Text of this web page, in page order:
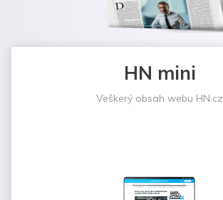
HN mini
Veškerý obsah webu HN.cz